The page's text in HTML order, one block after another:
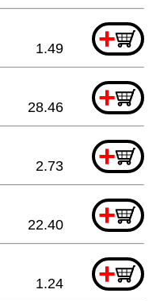
+
1.49
+
28.46
+
2.73
+
22.40
+
1.24